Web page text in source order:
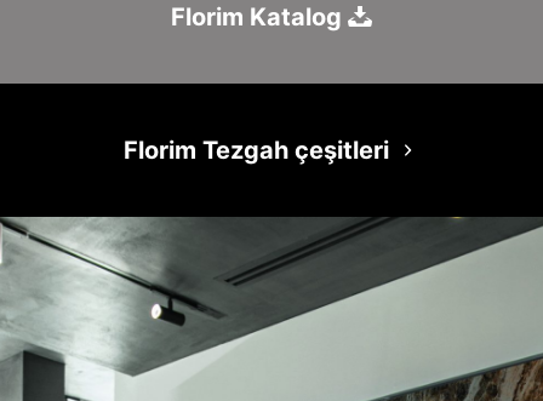
Florim Katalog
Florim Tezgah çeşitleri